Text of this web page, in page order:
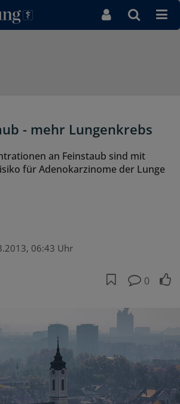
- mehr Lungenkrebs
an Feinstaub sind mit
für Adenokarzinome der Lunge
06:43 Uhr
0